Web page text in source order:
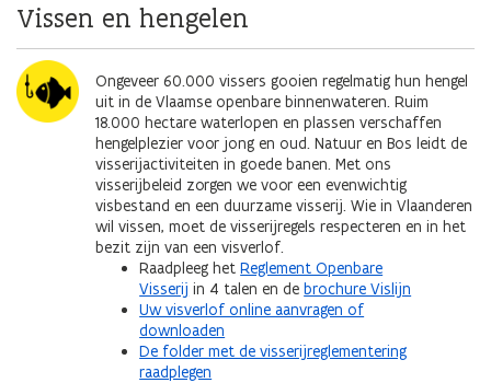
Vissen en hengelen
Ongeveer 60.000 vissers gooien regelmatig hun hengel
uit in de Vlaamse openbare binnenwateren. Ruim
18.000 hectare waterlopen en plassen verschaffen
hengelplezier voor jong en oud. Natuur en Bos leidt de
visserijactiviteiten in goede banen. Met ons
visserijbeleid zorgen we voor een evenwichtig
visbestand en een duurzame visserij. Wie in Vlaanderen
wil vissen, moet de visserijregels respecteren en in het
bezit zijn van een visverlof.
Raadpleeg hetReglement Openbare
Visserij in 4 talen en debrochure Vislijn
Uw visverlof online aanvragen of
downloaden
De folder met de visserijreglementering
raadplegen